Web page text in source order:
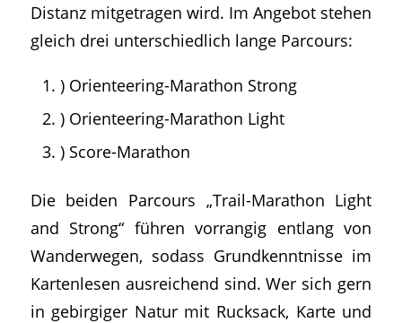
Distanz mitgetragen wird. Im Angebot stehen
gleich drei unterschiedlich lange Parcours:
) Orienteering-Marathon Strong
) Orienteering-Marathon Light
) Score-Marathon
Die beiden Parcours „Trail-Marathon Light
and Strong“ führen vorrangig entlang von
Wanderwegen, sodass Grundkenntnisse im
Kartenlesen ausreichend sind. Wer sich gern
in gebirgiger Natur mit Rucksack, Karte und